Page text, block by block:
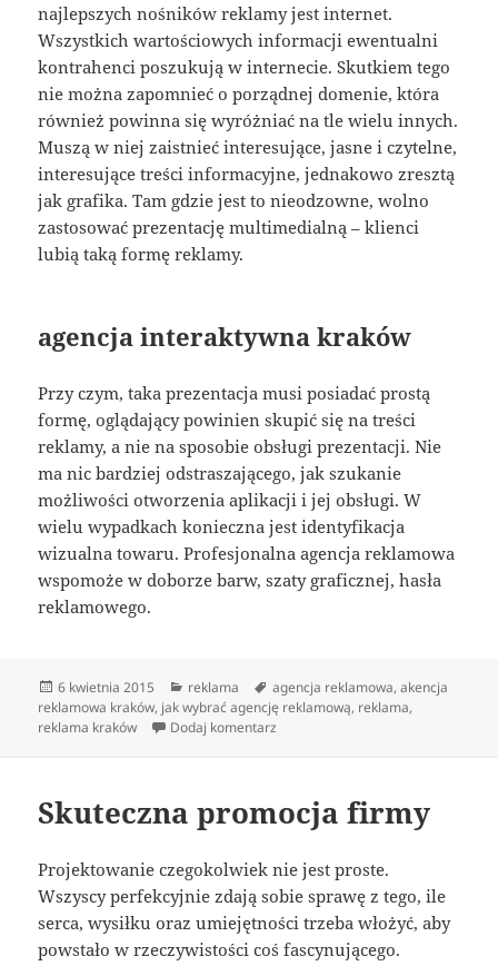
najlepszych nośników reklamy jest internet.
Wszystkich wartościowych informacji ewentualni
kontrahenci poszukują w internecie. Skutkiem tego
nie można zapomnieć o porządnej domenie, która
również powinna się wyróżniać na tle wielu innych.
Muszą w niej zaistnieć interesujące, jasne i czytelne,
interesujące treści informacyjne, jednakowo zresztą
jak grafika. Tam gdzie jest to nieodzowne, wolno
zastosować prezentację multimedialną – klienci
lubią taką formę reklamy.
agencja interaktywna kraków
Przy czym, taka prezentacja musi posiadać prostą
formę, oglądający powinien skupić się na treści
reklamy, a nie na sposobie obsługi prezentacji. Nie
ma nic bardziej odstraszającego, jak szukanie
możliwości otworzenia aplikacji i jej obsługi. W
wielu wypadkach konieczna jest identyfikacja
wizualna towaru. Profesjonalna agencja reklamowa
wspomoże w doborze barw, szaty graficznej, hasła
reklamowego.
Data
publikacji
6 kwietnia 2015 Kategorie
reklama Tagi
agencja reklamowa,akencja
reklamowa kraków, jak wybrać agencję reklamową, reklama,
reklama kraków
Dodaj komentarz
Skuteczna promocja firmy
Projektowanie czegokolwiek nie jest proste.
Wszyscy perfekcyjnie zdają sobie sprawę z tego, ile
serca, wysiłku oraz umiejętności trzeba włożyć, aby
powstało w rzeczywistości coś fascynującego.